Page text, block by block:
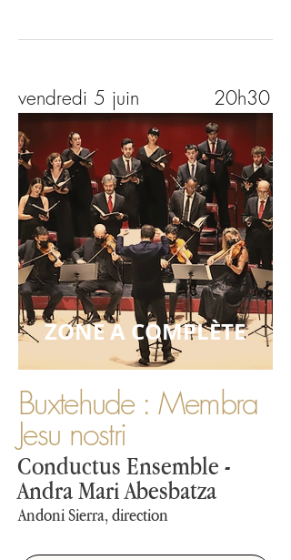
vendredi 5 juin 20h30
ZONE A COMPLÈTE
Buxtehude : Membra
Jesu nostri
Conductus Ensemble -
Andra Mari Abesbatza
Andoni Sierra, direction